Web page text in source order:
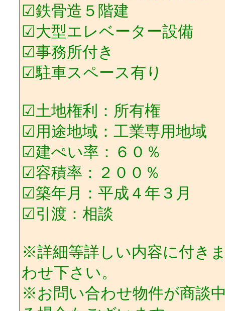
☑鉄骨造５階建
☑大型エレベーター設備
☑事務所付き
☑駐車スペース有り
☑土地権利：所有権
☑用途地域：工業専用地域
☑建ぺい率：６０％
☑容積率：２００％
☑築年月：平成４年３月
☑引渡：相談
※詳細等詳しい内容に付き
わせ下さい。
※お問い合わせ物件が商談